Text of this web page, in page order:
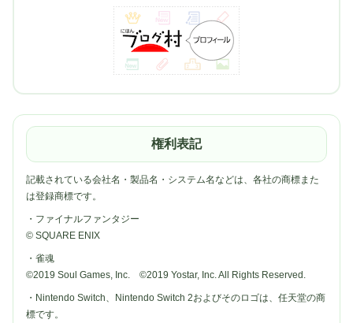
権利表記
記載されている会社名・製品名・システム名などは、各社の商標また
は登録商標です。
・ファイナルファンタジー
© SQUARE ENIX
・雀魂
©2019 Soul Games, Inc. ©2019 Yostar, Inc. All Rights Reserved.
・Nintendo Switch、Nintendo Switch 2およびそのロゴは、任天堂の商
標です。